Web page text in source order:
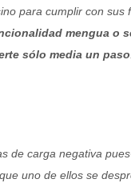
para cumplir con sus
mengua o
sólo media un paso
de carga negativa
uno de ellos se